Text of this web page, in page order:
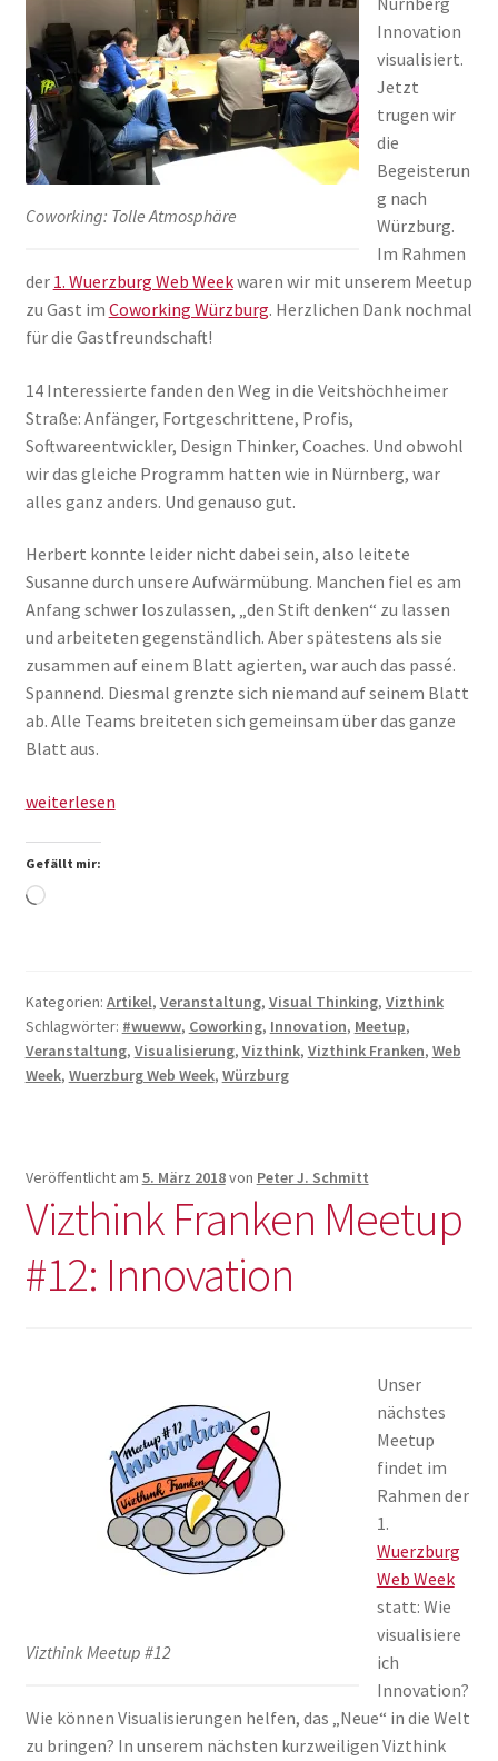
Coworking: Tolle Atmosphäre
Innovation
visualisiert.
Jetzt
trugen wir
die
Begeisterun
g nach
Würzburg.
Im Rahmen
der 1. Wuerzburg Web Weekwaren wir mit unserem Meetup
zu Gast im Coworking Würzburg. Herzlichen Dank nochmal
für die Gastfreundschaft!
14 Interessierte fanden den Weg in die Veitshöchheimer
Straße: Anfänger, Fortgeschrittene, Profis,
Softwareentwickler, Design Thinker, Coaches. Und obwohl
wir das gleiche Programm hatten wie in Nürnberg, war
alles ganz anders. Und genauso gut.
Herbert konnte leider nicht dabei sein, also leitete
Susanne durch unsere Aufwärmübung. Manchen fiel es am
Anfang schwer loszulassen, „den Stift denken“ zu lassen
und arbeiteten gegenständlich. Aber spätestens als sie
zusammen auf einem Blatt agierten, war auch das passé.
Spannend. Diesmal grenzte sich niemand auf seinem Blatt
ab. Alle Teams breiteten sich gemeinsam über das ganze
Blatt aus.
Wuerzburg
Week:
Vizthink
Meetup
weiterlesen
Gefällt mir:
Wird
Kategorien: Artikel, Veranstaltung, Visual Thinking, Vizthink
Schlagwörter: #wueww, Coworking, Innovation, Meetup,
Veranstaltung, Visualisierung, Vizthink, Vizthink Franken, Web
Week, Wuerzburg Web Week, Würzburg
Veröffentlicht am 5. März 2018von Peter J. Schmitt
Vizthink Franken Meetup
#12: Innovation
Vizthink Meetup #12
Unser
nächstes
Meetup
findet im
Rahmen der
1.
Wuerzburg
Web Week
statt: Wie
visualisiere
ich
Innovation?
Wie können Visualisierungen helfen, das „Neue“ in die Welt
zu bringen? In unserem nächsten kurzweiligen Vizthink